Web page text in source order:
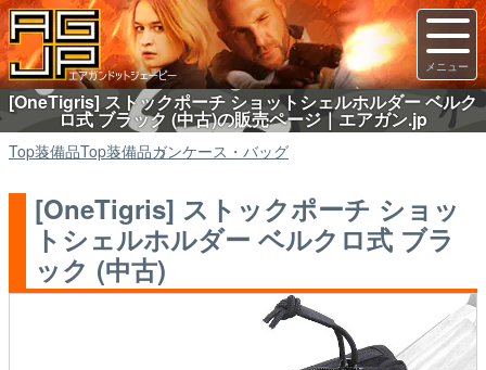
[OneTigris] ストックポーチ ショットシェルホルダー ベルク
ロ式 ブラック (中古)の販売ページ｜エアガン.jp
Top装備品Top装備品ガンケース・バッグ
[OneTigris] ストックポーチ ショッ
トシェルホルダー ベルクロ式 ブラ
ック (中古)